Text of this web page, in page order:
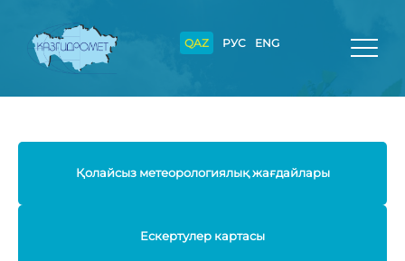
QAZ РУС ENG
Қолайсыз метеорологиялық жағдайлары
Ескертулер картасы